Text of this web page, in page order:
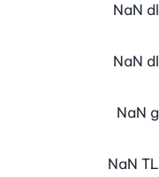
NaN dl
NaN dl
NaN g
NaN TL